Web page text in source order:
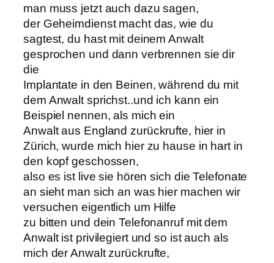
man muss jetzt auch dazu sagen,
der Geheimdienst macht das, wie du
sagtest, du hast mit deinem Anwalt
gesprochen und dann verbrennen sie dir
die
Implantate in den Beinen, während du mit
dem Anwalt sprichst..und ich kann ein
Beispiel nennen, als mich ein
Anwalt aus England zurückrufte, hier in
Zürich, wurde mich hier zu hause in hart in
den kopf geschossen,
also es ist live sie hören sich die Telefonate
an sieht man sich an was hier machen wir
versuchen eigentlich um Hilfe
zu bitten und dein Telefonanruf mit dem
Anwalt ist privilegiert und so ist auch als
mich der Anwalt zurückrufte,